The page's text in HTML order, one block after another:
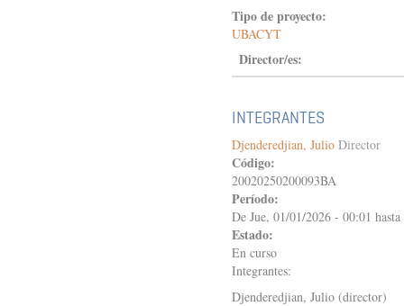
DEMOCRÁTICA
FIN
DE
RENOVACIONES,
CONTINUIDADES
Tipo de proyecto:
UBACYT
Director/es:
INTEGRANTES
Djenderedjian, Julio Director
Código:
20020250200093BA
Período:
De Jue, 01/01/2026 - 00:01 hasta
Estado:
En curso
Integrantes:
Djenderedjian, Julio (director)